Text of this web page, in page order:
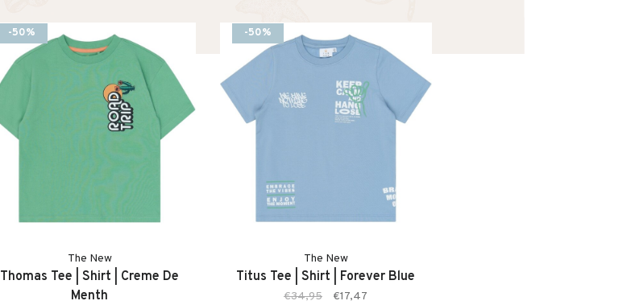
-50%
The New
Thomas Tee | Shirt | Creme De
Menth
-50%
The New
Titus Tee | Shirt | Forever Blue
€34,95 €17,47